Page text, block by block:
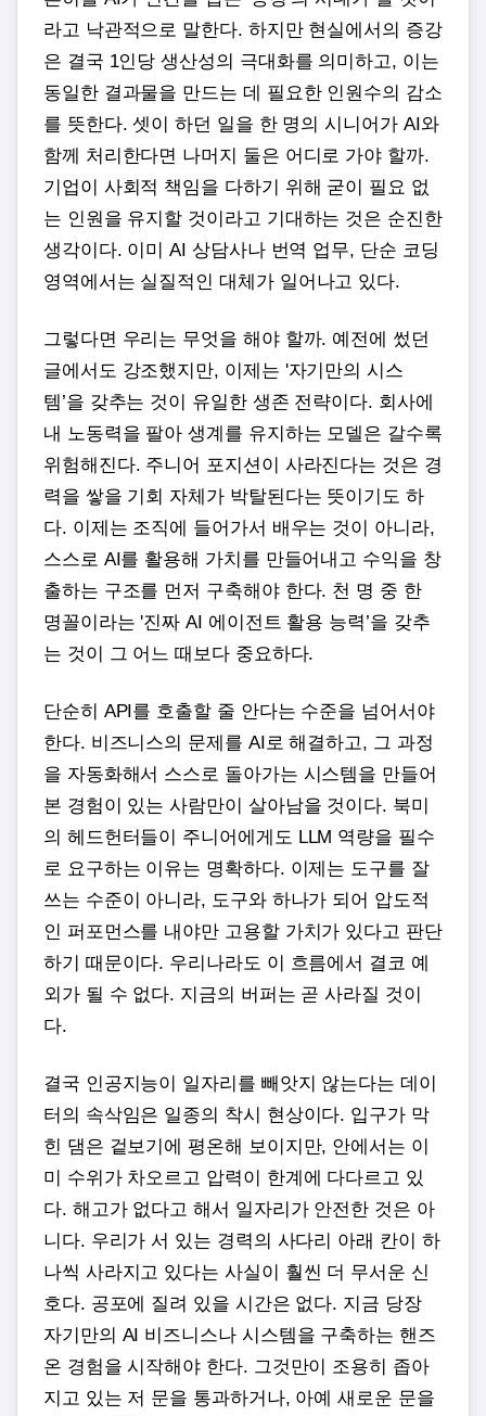
라고 낙관적으로 말한다. 하지만 현실에서의 증강
은 결국 1인당 생산성의 극대화를 의미하고, 이는
동일한 결과물을 만드는 데 필요한 인원수의 감소
를 뜻한다. 셋이 하던 일을 한 명의 시니어가 AI와
함께 처리한다면 나머지 둘은 어디로 가야 할까.
기업이 사회적 책임을 다하기 위해 굳이 필요 없
는 인원을 유지할 것이라고 기대하는 것은 순진한
생각이다. 이미 AI 상담사나 번역 업무, 단순 코딩
영역에서는 실질적인 대체가 일어나고 있다.
그렇다면 우리는 무엇을 해야 할까. 예전에 썼던
글에서도 강조했지만, 이제는 '자기만의 시스
템’을 갖추는 것이 유일한 생존 전략이다. 회사에
내 노동력을 팔아 생계를 유지하는 모델은 갈수록
위험해진다. 주니어 포지션이 사라진다는 것은 경
력을 쌓을 기회 자체가 박탈된다는 뜻이기도 하
다. 이제는 조직에 들어가서 배우는 것이 아니라,
스스로 AI를 활용해 가치를 만들어내고 수익을 창
출하는 구조를 먼저 구축해야 한다. 천 명 중 한
명꼴이라는 '진짜 AI 에이전트 활용 능력’을 갖추
는 것이 그 어느 때보다 중요하다.
단순히 API를 호출할 줄 안다는 수준을 넘어서야
한다. 비즈니스의 문제를 AI로 해결하고, 그 과정
을 자동화해서 스스로 돌아가는 시스템을 만들어
본 경험이 있는 사람만이 살아남을 것이다. 북미
의 헤드헌터들이 주니어에게도 LLM 역량을 필수
로 요구하는 이유는 명확하다. 이제는 도구를 잘
쓰는 수준이 아니라, 도구와 하나가 되어 압도적
인 퍼포먼스를 내야만 고용할 가치가 있다고 판단
하기 때문이다. 우리나라도 이 흐름에서 결코 예
외가 될 수 없다. 지금의 버퍼는 곧 사라질 것이
다.
결국 인공지능이 일자리를 빼앗지 않는다는 데이
터의 속삭임은 일종의 착시 현상이다. 입구가 막
힌 댐은 겉보기에 평온해 보이지만, 안에서는 이
미 수위가 차오르고 압력이 한계에 다다르고 있
다. 해고가 없다고 해서 일자리가 안전한 것은 아
니다. 우리가 서 있는 경력의 사다리 아래 칸이 하
나씩 사라지고 있다는 사실이 훨씬 더 무서운 신
호다. 공포에 질려 있을 시간은 없다. 지금 당장
자기만의 AI 비즈니스나 시스템을 구축하는 핸즈
온 경험을 시작해야 한다. 그것만이 조용히 좁아
지고 있는 저 문을 통과하거나, 아예 새로운 문을